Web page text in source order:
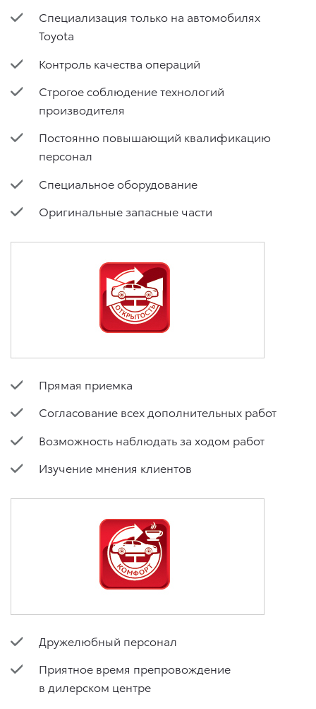
Специализация только на автомобилях
Toyota
Контроль качества операций
Строгое соблюдение технологий
производителя
Постоянно повышающий квалификацию
персонал
Специальное оборудование
Оригинальные запасные части
Прямая приемка
Согласование всех дополнительных работ
Возможность наблюдать за ходом работ
Изучение мнения клиентов
Дружелюбный персонал
Приятное время препровождение
в дилерском центре